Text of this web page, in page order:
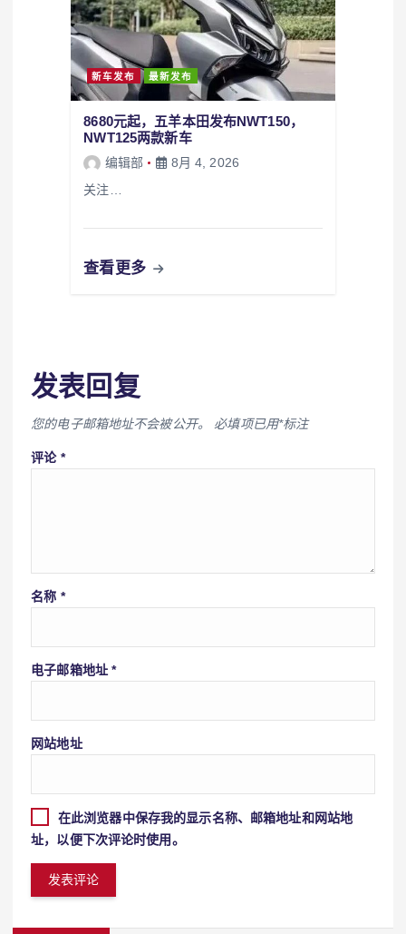
新车发布 最新发布
8680元起，五羊本田发布NWT150，
NWT125两款新车
编辑部
8月 4, 2026
关注…
查看更多
发表回复
您的电子邮箱地址不会被公开。 必填项已用*标注
评论 *
名称 *
电子邮箱地址*
网站地址
在此浏览器中保存我的显示名称、邮箱地址和网站地
址，以便下次评论时使用。